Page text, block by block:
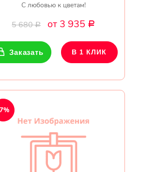
С любовью к цветам!
5 680Р от 3 935 Р
Заказать В 1 КЛИК